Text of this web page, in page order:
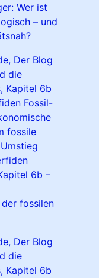
Wer ist
– und
Der Blog
die
Kapitel 6b
Fossil-
fossile
6b –
fossilen
Der Blog
die
Kapitel 6b